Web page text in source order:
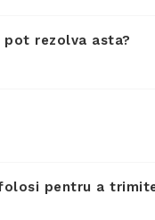
rezolva asta?
pentru a